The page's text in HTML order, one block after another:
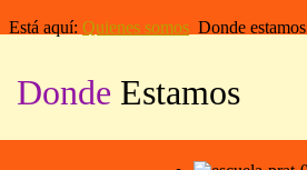
Está aquí: Quienes somos Donde estamos
Donde Estamos